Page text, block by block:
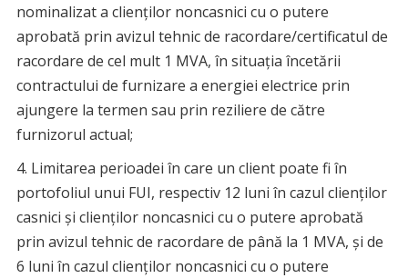
nominalizat a clienților noncasnici cu o putere
aprobată prin avizul tehnic de racordare/certificatul de
racordare de cel mult 1 MVA, în situația încetării
contractului de furnizare a energiei electrice prin
ajungere la termen sau prin reziliere de către
furnizorul actual;
Limitarea perioadei în care un client poate fi în
portofoliul unui FUI, respectiv 12 luni în cazul clienților
casnici și clienților noncasnici cu o putere aprobată
prin avizul tehnic de racordare de până la 1 MVA, și de
6 luni în cazul clienților noncasnici cu o putere